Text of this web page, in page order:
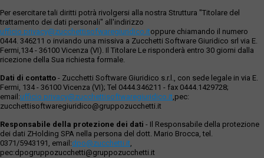
Per esercitare tali diritti potrà rivolgersi alla nostra Struttura "Titolare del
trattamento dei dati personali" all'indirizzo
ufficio.privacy@zucchettisofwaregiuridico.itoppure chiamando il numero
0444. 346211 o inviando una missiva a Zucchetti Software Giuridico srl via E.
Fermi,134 - 36100 Vicenza (VI). Il Titolare Le risponderà entro 30 giorni dalla
ricezione della Sua richiesta formale.
Dati di contatto - Zucchetti Software Giuridico s.r.l., con sede legale in via E.
Fermi, 134 - 36100 Vicenza (VI); Tel 0444.346211 - fax 0444.1429728;
email:ufficio.privacy@zucchettisoftwaregiuridico.it,pec:
zucchettisoftwaregiuridico@gruppozucchetti.it
Responsabile della protezione dei dati - Il Responsabile della protezione
dei dati ZHolding SPA nella persona del dott. Mario Brocca, tel.
0371/5943191, email:dpo@zucchetti.it,
pec:dpogruppozucchetti@gruppozucchetti.it